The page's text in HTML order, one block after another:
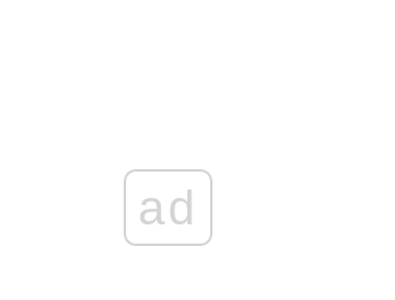
ad